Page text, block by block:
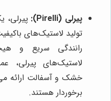
پیرلی (Pirelli):
پیرلی،
تولید لاستیک‌های
رانندگی سریع و
لاستیک‌های پیرلی،
خشک و آسفالت ارائه
برخوردار هستند.